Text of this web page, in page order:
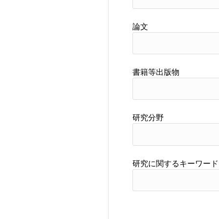
論文
書籍等出版物
研究分野
研究に関するキーワード